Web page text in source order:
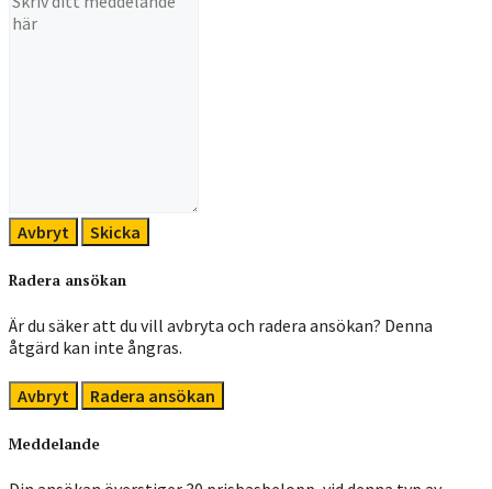
Avbryt Skicka
Radera ansökan
Är du säker att du vill avbryta och radera ansökan? Denna
åtgärd kan inte ångras.
Avbryt Radera ansökan
Meddelande